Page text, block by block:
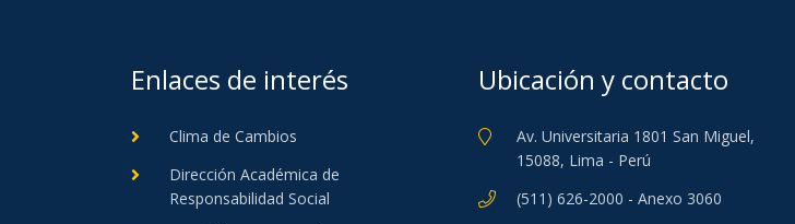
Enlaces de interés
Clima de Cambios
Dirección Académica de
Responsabilidad Social
Ubicación y contacto
Av. Universitaria 1801 San Miguel,
15088, Lima - Perú
(511) 626-2000 - Anexo 3060